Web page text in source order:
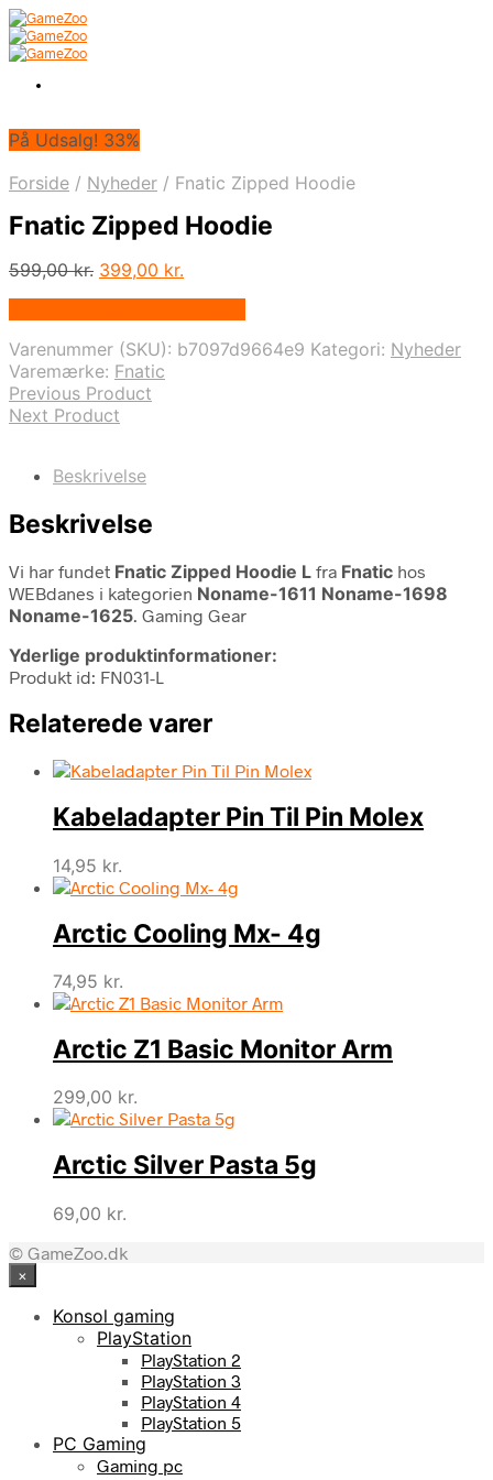
På Udsalg! 33%
Forside / Nyheder / Fnatic Zipped Hoodie
Fnatic Zipped Hoodie
599,00kr. Den
599,00 kr..
399,00 kr.
399,00 kr..
Varenummer (SKU): b7097d9664e9 Kategori: Nyheder
Varemærke: Fnatic
Previous Product
Next Product
Beskrivelse
Beskrivelse
Vi har fundet Fnatic Zipped Hoodie L fra Fnatic hos
WEBdanes i kategorien Noname-1611 Noname-1698
Noname-1625. Gaming Gear
Yderlige produktinformationer:
Produkt id: FN031-L
Relaterede varer
Kabeladapter Pin Til Pin Molex
14,95 kr.
Arctic Cooling Mx- 4g
74,95 kr.
Arctic Z1 Basic Monitor Arm
299,00 kr.
Arctic Silver Pasta 5g
69,00 kr.
© GameZoo.dk
×
Konsol gaming
PlayStation
PlayStation 2
PlayStation 3
PlayStation 4
PlayStation 5
PC Gaming
Gaming pc